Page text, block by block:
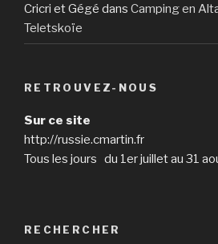
Cricri et Gégé dans Camping en
Teletskoïe
RETROUVEZ-NOUS
Sur ce site
http://russie.cmartin.fr
Tous les jours du 1er juillet au 31
RECHERCHER